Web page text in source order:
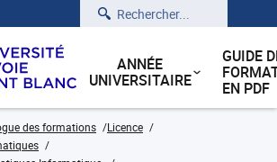
Rechercher
ANNÉE
UNIVERSITAIRE
GUIDE
EN PDF
des formations
Licence